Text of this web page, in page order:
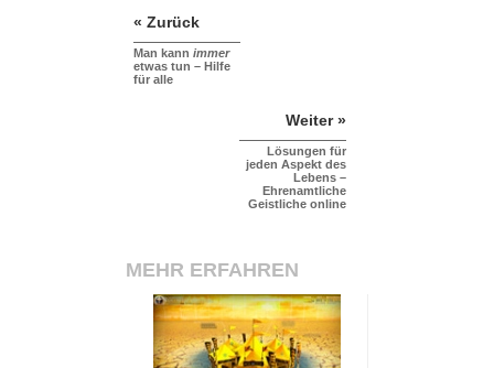
« Zurück
Man kann immer
etwas tun – Hilfe
für alle
Weiter »
Lösungen für
jeden Aspekt des
Lebens –
Ehrenamtliche
Geistliche online
MEHR ERFAHREN